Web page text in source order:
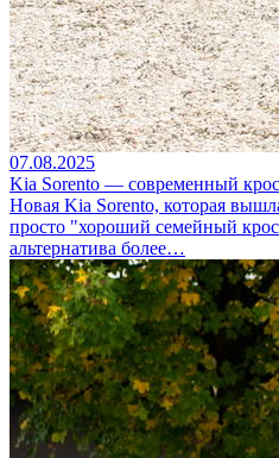
07.08.2025
Kia Sorento — современный
Новая Kia Sorento, которая
просто "хороший семейный
альтернатива более…